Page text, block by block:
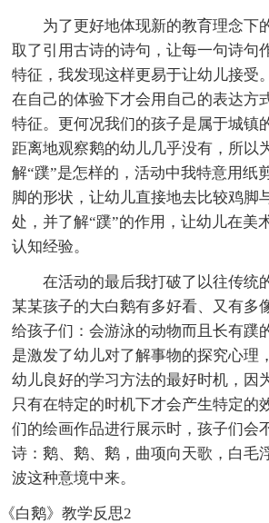
为了更好地体现新的教育理念下
取了引用古诗的诗句，让每一句诗句
特征，我发现这样更易于让幼儿接受
在自己的体验下才会用自己的表达方
特征。更何况我们的孩子是属于城镇
距离地观察鹅的幼儿几乎没有，所以
解“蹼”是怎样的，活动中我特意用纸
脚的形状，让幼儿直接地去比较鸡脚
处，并了解“蹼”的作用，让幼儿在美
认知经验。
在活动的最后我打破了以往传统
某某孩子的大白鹅有多好看、又有多
给孩子们：会游泳的动物而且长有蹼
是激发了幼儿对了解事物的探究心理
幼儿良好的学习方法的最好时机，因
只有在特定的时机下才会产生特定的
们的绘画作品进行展示时，孩子们会
诗：鹅、鹅、鹅，曲项向天歌，白毛
波这种意境中来。
《白鹅》教学反思2